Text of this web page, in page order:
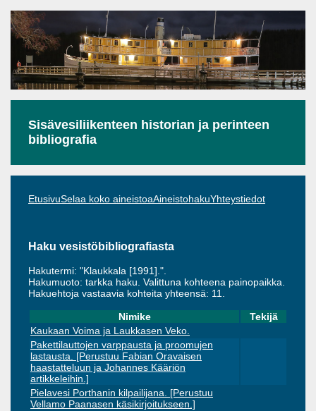
Sisävesiliikenteen historian ja perinteen
bibliografia
Haku vesistöbibliografiasta
Hakutermi: "Klaukkala [1991].".
Hakumuoto: tarkka haku. Valittuna kohteena painopaikka.
Hakuehtoja vastaavia kohteita yhteensä: 11.
Nimike
Tekijä
Kaukaan Voima ja Laukkasen Veko.
Pakettilauttojen varppausta ja proomujen
lastausta. [Perustuu Fabian Oravaisen
haastatteluun ja Johannes Kääriön
artikkeleihin.]
Pielavesi Porthanin kilpailijana. [Perustuu
Vellamo Paanasen käsikirjoitukseen.]
EtusivuSelaa koko aineistoaAineistohakuYhteystiedot